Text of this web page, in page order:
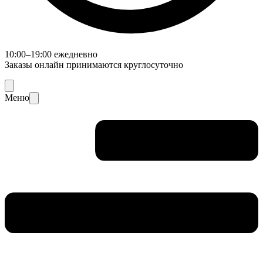
10:00–19:00 ежедневно
Заказы онлайн принимаются круглосуточно
Меню